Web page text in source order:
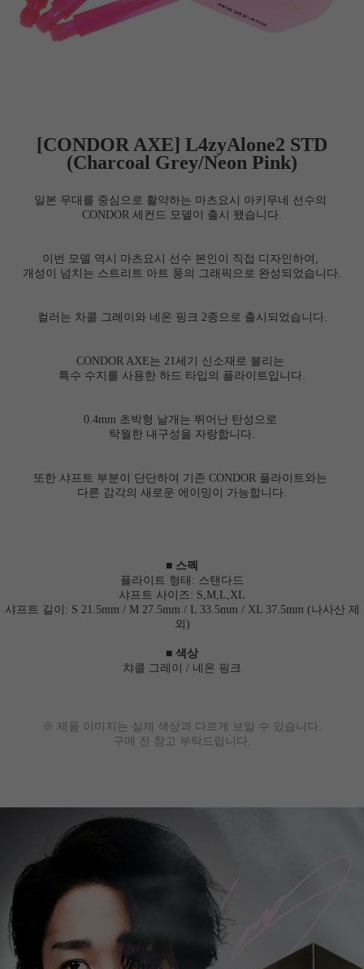
[CONDOR AXE] L4zyAlone2 STD
(Charcoal Grey/Neon Pink)
일본 무대를 중심으로 활약하는 마츠요시 아키무네 선수의
CONDOR 세컨드 모델이 출시 됐습니다.
이번 모델 역시 마츠요시 선수 본인이 직접 디자인하여,
개성이 넘치는 스트리트 아트 풍의 그래픽으로 완성되었습니다.
컬러는 차콜 그레이와 네온 핑크 2종으로 출시되었습니다.
CONDOR AXE는 21세기 신소재로 불리는
특수 수지를 사용한 하드 타입의 플라이트입니다.
0.4mm 초박형 날개는 뛰어난 탄성으로
탁월한 내구성을 자랑합니다.
또한 샤프트 부분이 단단하여 기존 CONDOR 플라이트와는
다른 감각의 새로운 에이밍이 가능합니다.
■ 스펙
플라이트 형태: 스탠다드
샤프트 사이즈: S,M,L,XL
샤프트 길이: S 21.5mm / M 27.5mm / L 33.5mm / XL 37.5mm (나사산 제
외)
■ 색상
챠콜 그레이 / 네온 핑크
※ 제품 이미지는 실제 색상과 다르게 보일 수 있습니다.
구매 전 참고 부탁드립니다.